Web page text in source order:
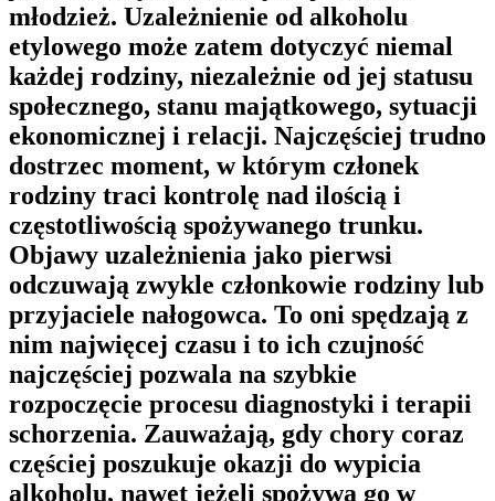
młodzież. Uzależnienie od alkoholu
etylowego może zatem dotyczyć niemal
każdej rodziny, niezależnie od jej statusu
społecznego, stanu majątkowego, sytuacji
ekonomicznej i relacji. Najczęściej trudno
dostrzec moment, w którym członek
rodziny traci kontrolę nad ilością i
częstotliwością spożywanego trunku.
Objawy uzależnienia jako pierwsi
odczuwają zwykle członkowie rodziny lub
przyjaciele nałogowca. To oni spędzają z
nim najwięcej czasu i to ich czujność
najczęściej pozwala na szybkie
rozpoczęcie procesu diagnostyki i terapii
schorzenia. Zauważają, gdy chory coraz
częściej poszukuje okazji do wypicia
alkoholu, nawet jeżeli spożywa go w